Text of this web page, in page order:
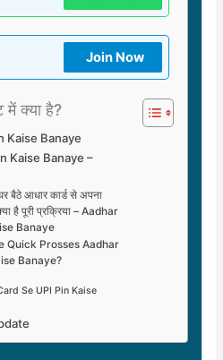
Join Now
में क्या है?
Kaise Banaye
Kaise Banaye –
बैठे आधार कार्ड से अपना
है पूरी प्रक्रिया – Aadhar
Banaye
Quick Prosses Aadhar
Banaye?
Se UPI Pin Kaise